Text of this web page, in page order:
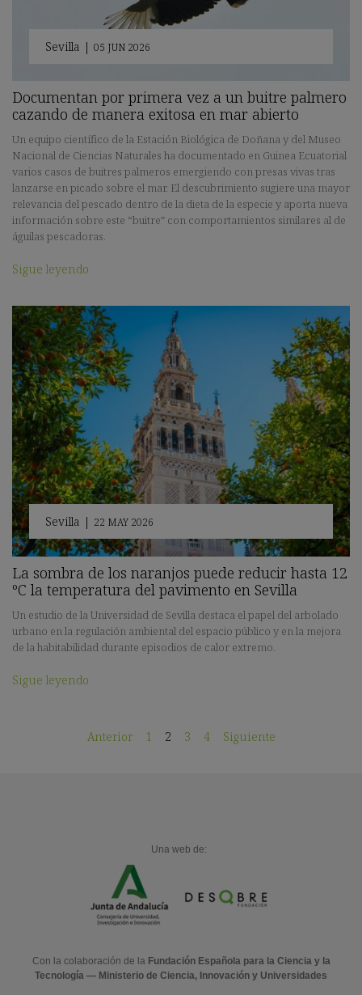
Sevilla | 05 JUN 2026
Documentan por primera vez a un buitre palmero
cazando de manera exitosa en mar abierto
Un equipo científico de la Estación Biológica de Doñana y del Museo
Nacional de Ciencias Naturales ha documentado en Guinea Ecuatorial
varios casos de buitres palmeros emergiendo con presas vivas tras
lanzarse en picado sobre el mar. El descubrimiento sugiere una mayor
relevancia del pescado dentro de la dieta de la especie y aporta nueva
información sobre este “buitre” con comportamientos similares al de
águilas pescadoras.
Sigue leyendo
Sevilla | 22 MAY 2026
La sombra de los naranjos puede reducir hasta 12
ºC la temperatura del pavimento en Sevilla
Un estudio de la Universidad de Sevilla destaca el papel del arbolado
urbano en la regulación ambiental del espacio público y en la mejora
de la habitabilidad durante episodios de calor extremo.
Sigue leyendo
Anterior 1 2 3 4 Siguiente
Una web de:
Con la colaboración de la Fundación Española para la Ciencia y la
Tecnología — Ministerio de Ciencia, Innovación y Universidades